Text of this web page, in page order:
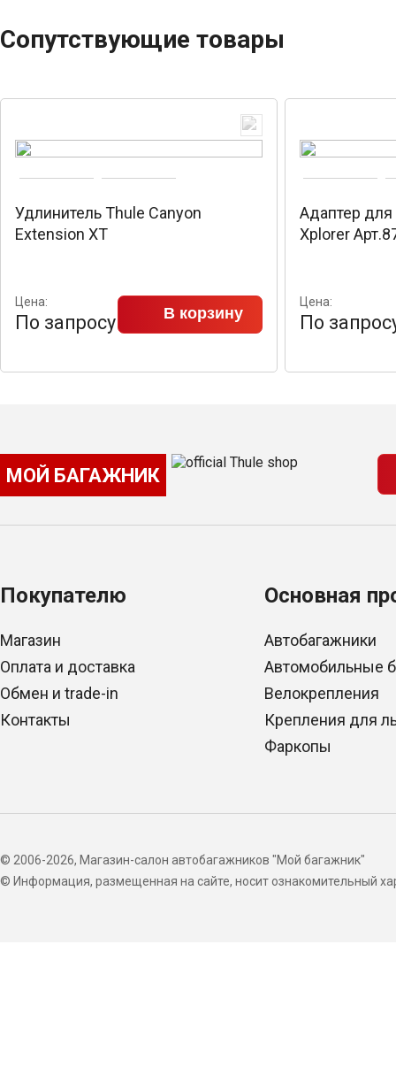
Сопутствующие товары
Удлинитель Thule Canyon
Extension XT
Цена:
По запросу В корзину
Адаптер
Xplorer
Цена:
По
МОЙ БАГАЖНИК
Покупателю
Магазин
Оплата и доставка
Обмен и trade-in
Контакты
Основная
Автобагажники
Автомобильные
Велокрепления
Крепления для
Фаркопы
© 2006-2026, Магазин-салон автобагажников "Мой багажник"
© Информация, размещенная на сайте, носит ознакомительный